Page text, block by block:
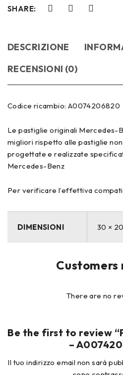
SHARE:
DESCRIZIONE
RECENSIONI (0)
Codice ricambio: A0074206820
Le pastiglie originali Mercedes-
migliori rispetto alle pastiglie
progettate e realizzate
Mercedes-Benz
Per verificare l’effettiva
DIMENSIONI 30 ×
Customers
There are no
Be the first to review
–
Il tuo indirizzo email non sarà